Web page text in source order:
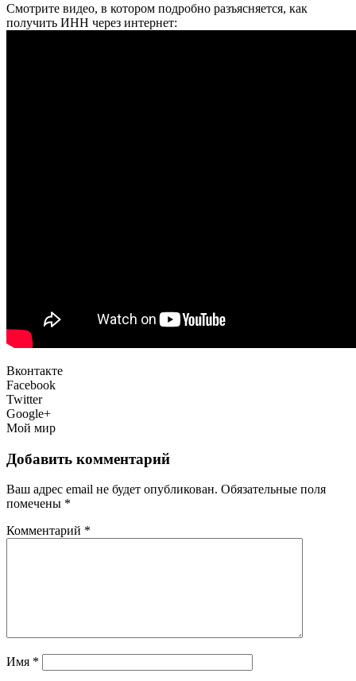
Смотрите видео, в котором подробно разъясняется, как
получить ИНН через интернет:
Вконтакте
Facebook
Twitter
Google+
Мой мир
Добавить комментарий
Ваш адрес email не будет опубликован. Обязательные поля
помечены *
Комментарий *
Имя *